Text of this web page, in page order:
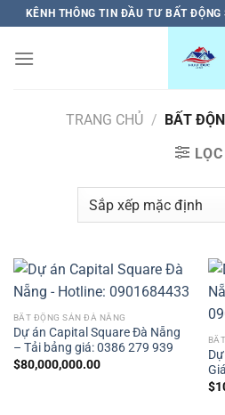
qua
nội
KÊNH THÔNG TIN ĐẦU TƯ BẤT
TRANG CHỦ / BẤT
LỌC
BẤT ĐỘNG SẢN ĐÀ NẴNG
Dự án Capital Square Đà Nẵng
– Tải bảng giá: 0386 279 939
$80,000,000.00
$